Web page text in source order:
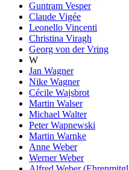
Guntram Vesper
Claude Vigée
Leonello Vincenti
Christina Viragh
Georg von der Vring
W
Jan Wagner
Nike Wagner
Cécile Wajsbrot
Martin Walser
Michael Walter
Peter Wapnewski
Martin Warnke
Anne Weber
Werner Weber